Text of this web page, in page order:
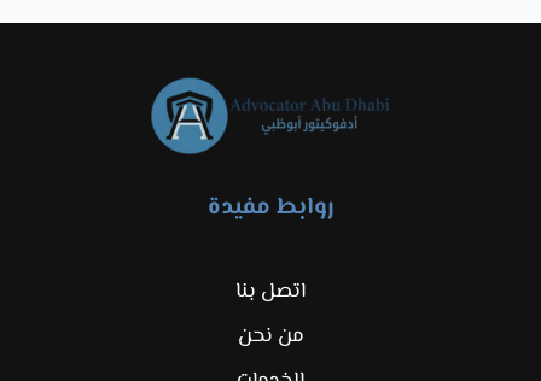
روابط مفيدة
اتصل بنا
من نحن